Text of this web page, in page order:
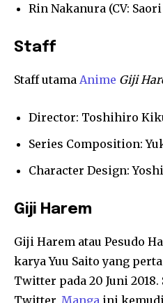
Rin Nakanura (CV:
Staff
Staff utama Anime Giji
Director: Toshihiro
Series Composition:
Character Design:
Giji Harem
Giji Harem atau Pesudo
karya Yuu Saito yang
Twitter pada 20 Juni
Twitter, Manga ini